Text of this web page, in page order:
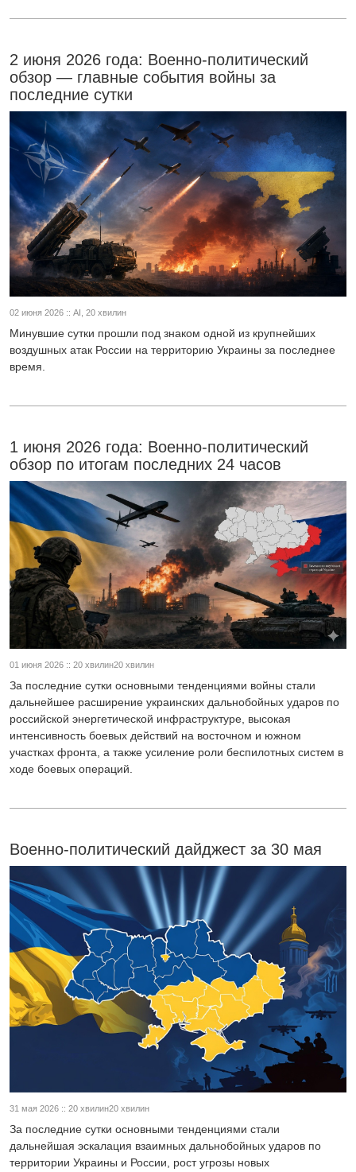
2 июня 2026 года: Военно-политический
обзор — главные события войны за
последние сутки
02 июня 2026 :: AI, 20 хвилин
Минувшие сутки прошли под знаком одной из крупнейших
воздушных атак России на территорию Украины за последнее
время.
1 июня 2026 года: Военно-политический
обзор по итогам последних 24 часов
01 июня 2026 :: 20 хвилин20 хвилин
За последние сутки основными тенденциями войны стали
дальнейшее расширение украинских дальнобойных ударов по
российской энергетической инфраструктуре, высокая
интенсивность боевых действий на восточном и южном
участках фронта, а также усиление роли беспилотных систем в
ходе боевых операций.
Военно-политический дайджест за 30 мая
31 мая 2026 :: 20 хвилин20 хвилин
За последние сутки основными тенденциями стали
дальнейшая эскалация взаимных дальнобойных ударов по
территории Украины и России, рост угрозы новых